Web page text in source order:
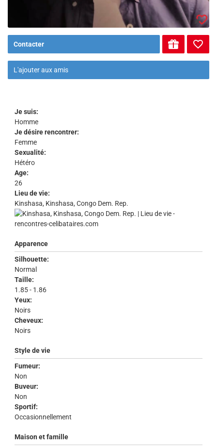
Contacter
L'ajouter aux amis
Je suis:
Homme
Je désire rencontrer:
Femme
Sexualité:
Hétéro
Age:
26
Lieu de vie:
Kinshasa, Kinshasa, Congo Dem. Rep.
Apparence
Silhouette:
Normal
Taille:
1.85 - 1.86
Yeux:
Noirs
Cheveux:
Noirs
Style de vie
Fumeur:
Non
Buveur:
Non
Sportif:
Occasionnellement
Maison et famille